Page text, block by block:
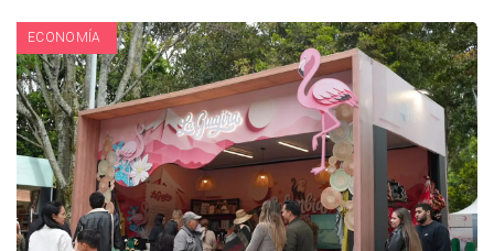
ECONOMÍA